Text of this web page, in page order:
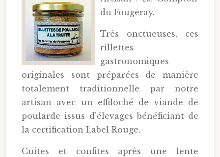
du Fougeray.
Très onctueuses, ces
rillettes
gastronomiques
originales sont préparées de manière
totalement traditionnelle par notre
artisan avec un effiloché de viande de
poularde issus d’élevages bénéficiant de
la certification Label Rouge.
Cuites et confites après une lente